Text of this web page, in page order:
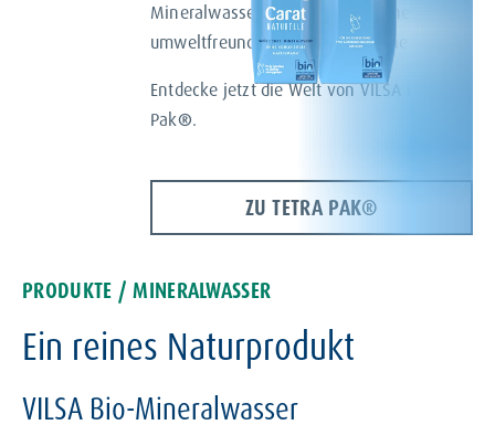
Mineralwasser im Tetra Pak®
umweltfreundliche und praktische Lösung.
Entdecke jetzt die Welt von VILSA im Tetra
Pak®.
ZU TETRA PAK®
PRODUKTE / MINERALWASSER
Ein reines Naturprodukt
VILSA Bio-Mineralwasser